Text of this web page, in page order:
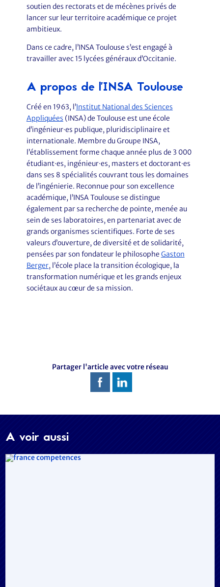
soutien des rectorats et de mécènes privés de
lancer sur leur territoire académique ce projet
ambitieux.
Dans ce cadre, l’INSA Toulouse s’est engagé à
travailler avec 15 lycées généraux d’Occitanie.
A propos de l'INSA Toulouse
Créé en 1963, l’Institut National des Sciences
Appliquées (INSA) de Toulouse est une école
d’ingénieur·es publique, pluridisciplinaire et
internationale. Membre du Groupe INSA,
l’établissement forme chaque année plus de 3 000
étudiant·es, ingénieur·es, masters et doctorant·es
dans ses 8 spécialités couvrant tous les domaines
de l’ingénierie. Reconnue pour son excellence
académique, l’INSA Toulouse se distingue
également par sa recherche de pointe, menée au
sein de ses laboratoires, en partenariat avec de
grands organismes scientifiques. Forte de ses
valeurs d’ouverture, de diversité et de solidarité,
pensées par son fondateur le philosophe Gaston
Berger, l’école place la transition écologique, la
transformation numérique et les grands enjeux
sociétaux au cœur de sa mission.
Partager l'article avec votre réseau
A voir aussi